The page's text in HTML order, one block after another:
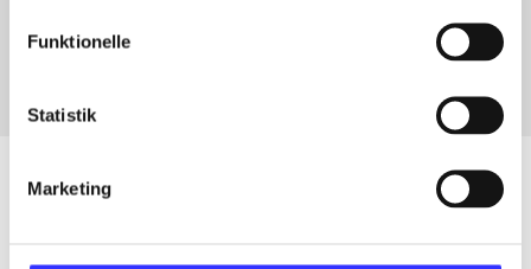
Funktionelle
Statistik
Marketing